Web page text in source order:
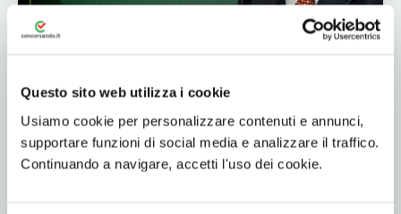
Questo sito web utilizza i cookie
Usiamo cookie per personalizzare contenuti e annunci,
supportare funzioni di social media e analizzare il traffico.
Continuando a navigare, accetti l'uso dei cookie.